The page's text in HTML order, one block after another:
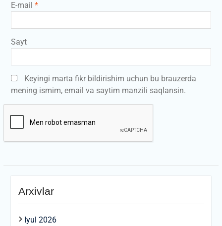
E-mail *
Sayt
Keyingi marta fikr bildirishim uchun bu brauzerda
mening ismim, email va saytim manzili saqlansin.
Arxivlar
Iyul 2026